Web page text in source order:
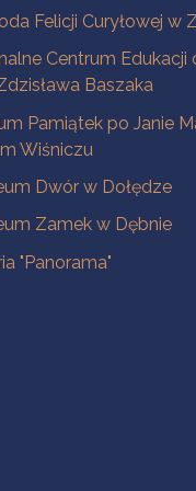
Felicji Curyłowej w
Centrum Edukacji
Baszaka
Pamiątek po Janie
Wiśniczu
Dwór w Dołędze
Zamek w Dębnie
"Panorama"